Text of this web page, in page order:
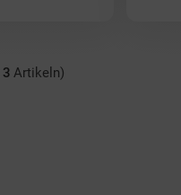
3 Artikeln)